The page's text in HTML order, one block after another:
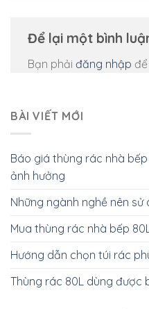
Để lại một bình
Bạn phải đăng nhập
BÀI VIẾT MỚI
Báo giá thùng rác nhà
ảnh hưởng
Những ngành nghề nên sử
Mua thùng rác nhà bếp
Hướng dẫn chọn túi rác
Thùng rác 80L dùng được